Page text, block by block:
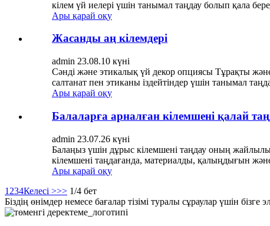
кілем үй иелері үшін танымал таңдау болып қала
Ары қарай оқу
Жасанды аң кілемдері
admin 23.08.10 күні
Сәнді және этикалық үй декор опциясы Тұрақты
салтанат пен этиканы іздейтіндер үшін танымал
Ары қарай оқу
Балаларға арналған кілемшені қалай
admin 23.07.26 күні
Балаңыз үшін дұрыс кілемшені таңдау оның
кілемшені таңдағанда, материалды, қалыңдығын
Ары қарай оқу
1 234Келесі >>> 1/4 бет
Біздің өнімдер немесе бағалар тізімі туралы сұраулар үшін